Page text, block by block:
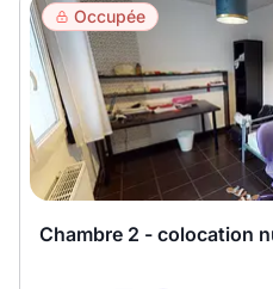
Occupée
Chambre 2 - colocation